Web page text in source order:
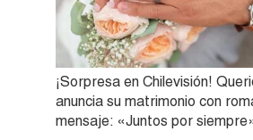
¡Sorpresa en Chilevisión!
anuncia su matrimonio con
mensaje: «Juntos por